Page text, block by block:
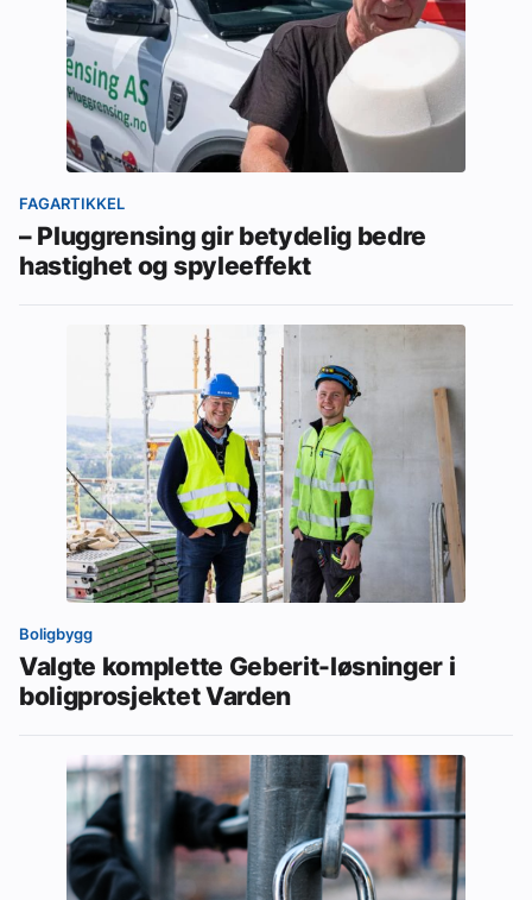
FAGARTIKKEL
– Pluggrensing gir betydelig bedre
hastighet og spyleeffekt
Boligbygg
Valgte komplette Geberit-løsninger i
boligprosjektet Varden